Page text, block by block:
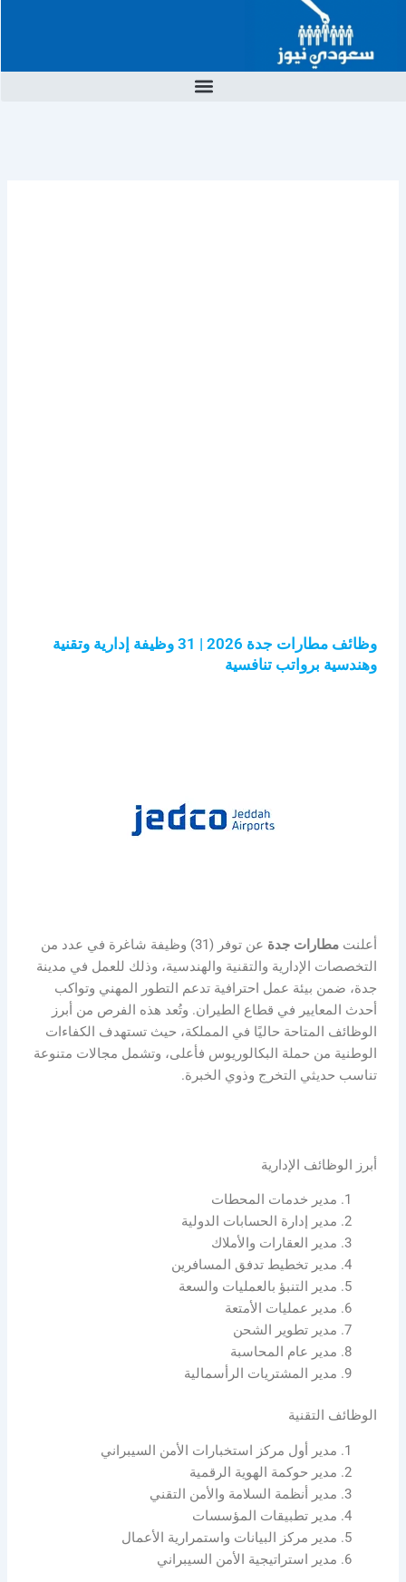
المحتوى
وظائف مطارات جدة 2026 | 31 وظيفة إدارية وتقنية
وهندسية برواتب تنافسية
أعلنتمطارات جدة
عن توفر (31) وظيفة شاغرة في عدد من
التخصصات الإدارية والتقنية والهندسية، وذلك للعمل في مدينة
جدة، ضمن بيئة عمل احترافية تدعم التطور المهني وتواكب
أحدث المعايير في قطاع الطيران. وتُعد هذه الفرص من أبرز
الوظائف المتاحة حاليًا في المملكة، حيث تستهدف الكفاءات
الوطنية من حملة البكالوريوس فأعلى، وتشمل مجالات متنوعة
تناسب حديثي التخرج وذوي الخبرة.
أبرز الوظائف الإدارية
مدير خدمات المحطات
مدير إدارة الحسابات الدولية
مدير العقارات والأملاك
مدير تخطيط تدفق المسافرين
مدير التنبؤ بالعمليات والسعة
مدير عمليات الأمتعة
مدير تطوير الشحن
مدير عام المحاسبة
مدير المشتريات الرأسمالية
الوظائف التقنية
مدير أول مركز استخبارات الأمن السيبراني
مدير حوكمة الهوية الرقمية
مدير أنظمة السلامة والأمن التقني
مدير تطبيقات المؤسسات
مدير مركز البيانات واستمرارية الأعمال
مدير استراتيجية الأمن السيبراني